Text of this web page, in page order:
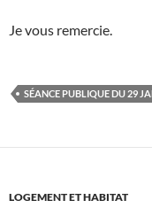
Je vous remercie.
SÉANCE PUBLIQUE DU 29
LOGEMENT ET HABITAT